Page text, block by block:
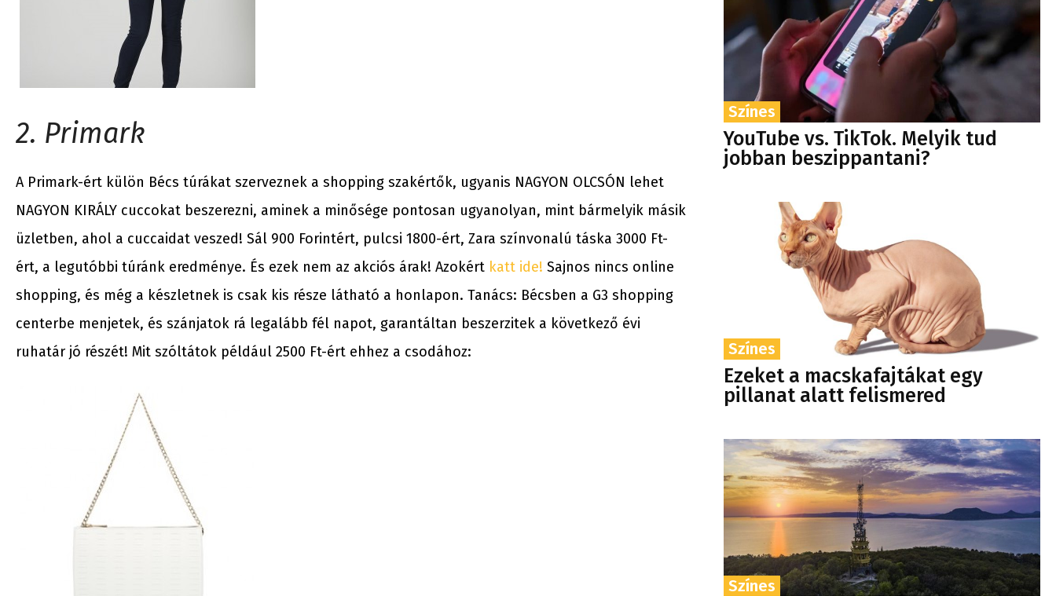
2. Primark
A Primark-ért külön Bécs túrákat szerveznek a shopping szakértők, ugyanis NAGYON OLCSÓN lehet
NAGYON KIRÁLY cuccokat beszerezni, aminek a minősége pontosan ugyanolyan, mint bármelyik másik
üzletben, ahol a cuccaidat veszed! Sál 900 Forintért, pulcsi 1800-ért, Zara színvonalú táska 3000 Ft-
ért, a legutóbbi túránk eredménye. És ezek nem az akciós árak! Azokért katt ide! Sajnos nincs online
shopping, és még a készletnek is csak kis része látható a honlapon. Tanács: Bécsben a G3 shopping
centerbe menjetek, és szánjatok rá legalább fél napot, garantáltan beszerzitek a következő évi
ruhatár jó részét! Mit szóltátok például 2500 Ft-ért ehhez a csodához:
Színes
YouTube vs. TikTok. Melyik tud
jobban beszippantani?
Színes
Ezeket a macskafajtákat egy
pillanat alatt felismered
Színes